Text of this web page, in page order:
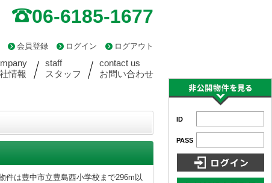
06-6185-1677
ログアウト
ログイン
会員登録
情報
staff
スタッフ
contact us
お問い合わせ
件は豊中市立豊島西小学校まで296m以
ID
PASS